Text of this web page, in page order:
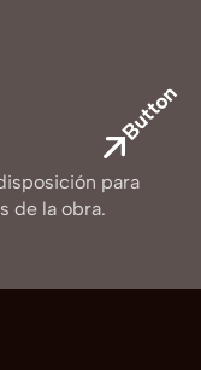
Button
para
de la obra.